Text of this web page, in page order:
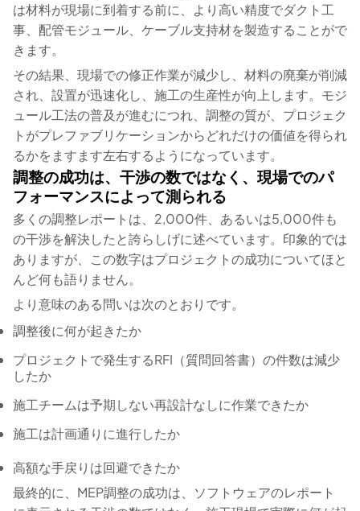
は材料が現場に到着する前に、より高い精度でダクト工
事、配管モジュール、ケーブル支持材を製造することがで
きます。
その結果、現場での修正作業が減少し、材料の廃棄が削減
され、設置が迅速化し、施工の生産性が向上します。モジ
ュール工法の普及が進むにつれ、調整の質が、プロジェク
トがプレファブリケーションからどれだけの価値を得られ
るかをますます左右するようになっています。
調整の成功は、干渉の数ではなく、現場でのパ
フォーマンスによって測られる
多くの調整レポートは、2,000件、あるいは5,000件も
の干渉を解決したと誇らしげに述べています。印象的では
ありますが、この数字はプロジェクトの成功についてほと
んど何も語りません。
より意味のある問いは次のとおりです。
調整後に何が起きたか
プロジェクトで発生するRFI（質問回答書）の件数は減少
したか
施工チームは予期しない再設計なしに作業できたか
施工は計画通りに進行したか
高額な手戻りは回避できたか
最終的に、MEP調整の成功は、ソフトウェアのレポート